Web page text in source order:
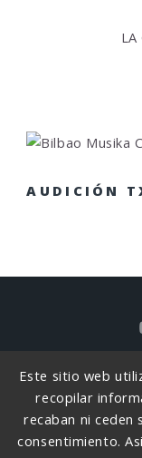
LA
AUDICIÓN
POLÍTICA DE
Este sitio web
recopilar
recaban ni ceden
consentimiento.